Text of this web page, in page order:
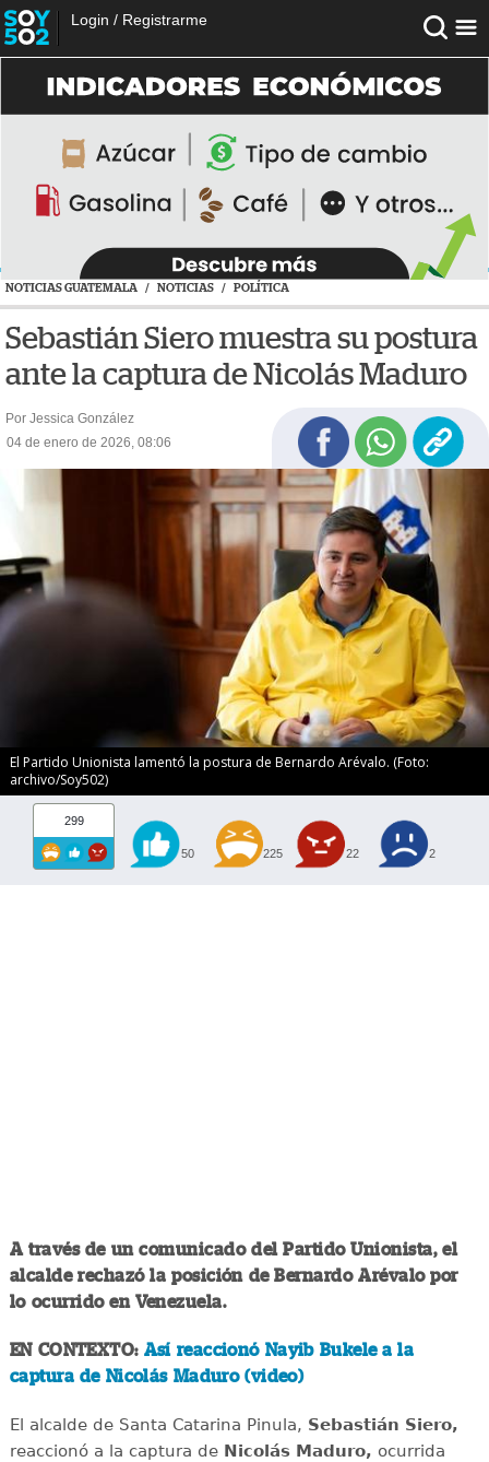
Login / Registrarme
NOTICIAS GUATEMALA / NOTICIAS / POLÍTICA
Sebastián Siero muestra su postura
ante la captura de Nicolás Maduro
Por Jessica González
04 de enero de 2026, 08:06
El Partido Unionista lamentó la postura de Bernardo Arévalo. (Foto:
archivo/Soy502)
299
50 225 22 2
A través de un comunicado del Partido Unionista, el
alcalde rechazó la posición de Bernardo Arévalo por
lo ocurrido en Venezuela.
EN CONTEXTO: Así reaccionó Nayib Bukele a la
captura de Nicolás Maduro (video)
El alcalde de Santa Catarina Pinula, Sebastián Siero,
reaccionó a la captura de Nicolás Maduro, ocurrida